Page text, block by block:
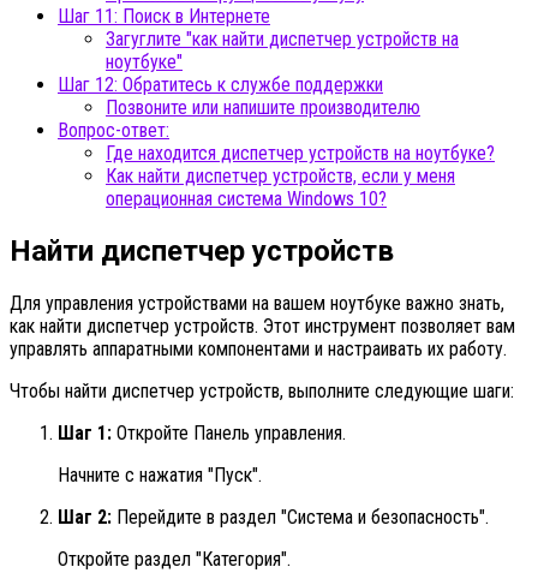
Шаг 11: Поиск в Интернете
Загуглите "как найти диспетчер устройств на
ноутбуке"
Шаг 12: Обратитесь к службе поддержки
Позвоните или напишите производителю
Вопрос-ответ:
Где находится диспетчер устройств на ноутбуке?
Как найти диспетчер устройств, если у меня
операционная система Windows 10?
Найти диспетчер устройств
Для управления устройствами на вашем ноутбуке важно знать,
как найти диспетчер устройств. Этот инструмент позволяет вам
управлять аппаратными компонентами и настраивать их работу.
Чтобы найти диспетчер устройств, выполните следующие шаги:
Шаг 1: Откройте Панель управления.
Начните с нажатия "Пуск".
Шаг 2: Перейдите в раздел "Система и безопасность".
Откройте раздел "Категория".